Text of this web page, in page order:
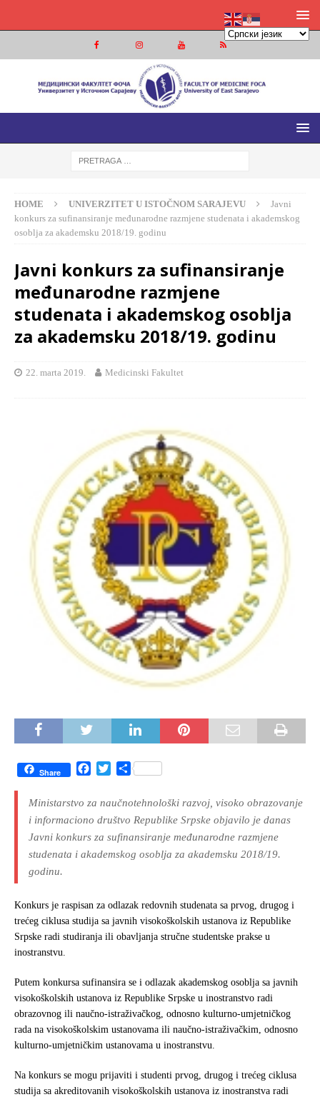
MEDICINSKI FAKULTET FOČA
MEDICINSKI FAKULTET UNIVERZITETA U ISTOČNOM
HOME UNIVERZITET U ISTOČNOM SARAJEVU
Javni
konkurs za sufinansiranje međunarodne razmjene studenata i akademskog
osoblja za akademsku 2018/19. godinu
Javni konkurs za sufinansiranje
međunarodne razmjene
studenata i akademskog osoblja
za akademsku 2018/19. godinu
22. marta 2019. Medicinski Fakultet
Share
b
o
o
t
e
r
S
e
Ministarstvo za naučnotehnološki razvoj, visoko obrazovanje
i informaciono društvo Republike Srpske objavilo je danas
Javni konkurs za sufinansiranje međunarodne razmjene
studenata i akademskog osoblja za akademsku 2018/19.
godinu.
Konkurs je raspisan za odlazak redovnih studenata sa prvog, drugog i
trećeg ciklusa studija sa javnih visokoškolskih ustanova iz Republike
Srpske radi studiranja ili obavljanja stručne studentske prakse u
inostranstvu.
Putem konkursa sufinansira se i odlazak akademskog osoblja sa javnih
visokoškolskih ustanova iz Republike Srpske u inostranstvo radi
obrazovnog ili naučno-istraživačkog, odnosno kulturno-umjetničkog
rada na visokoškolskim ustanovama ili naučno-istraživačkim, odnosno
kulturno-umjetničkim ustanovama u inostranstvu.
Na konkurs se mogu prijaviti i studenti prvog, drugog i trećeg ciklusa
studija sa akreditovanih visokoškolskih ustanova iz inostranstva radi